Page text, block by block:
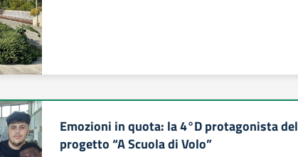
Emozioni in quota: la 4°D protagonista del
progetto “A Scuola di Volo”